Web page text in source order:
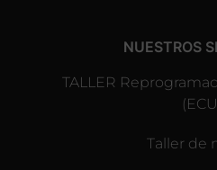
NUESTROS
TALLER
Taller de